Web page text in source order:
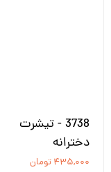
3738 - تیشرت
دخترانه
۴۳۵,۰۰۰ تومان